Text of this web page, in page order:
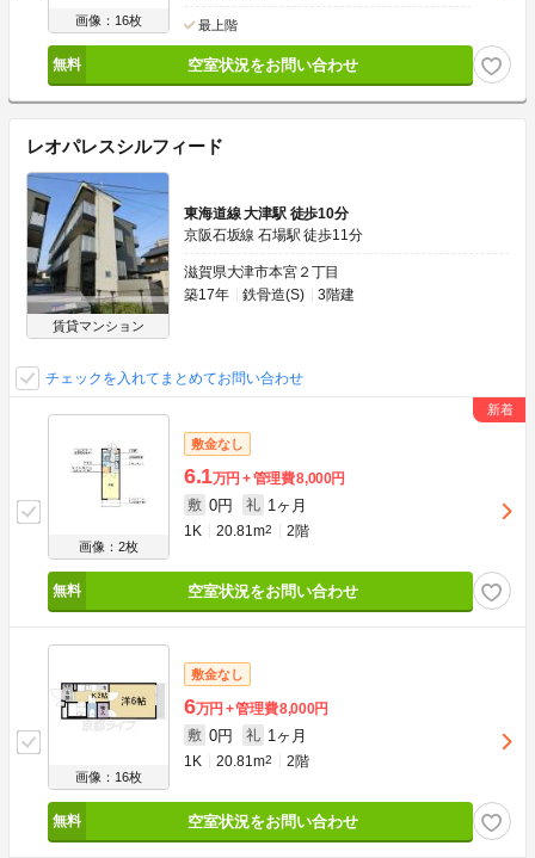
画像：16枚 最上階
空室状況をお問い合わせ
レオパレスシルフィード
賃貸マンション
東海道線 大津駅 徒歩10分
京阪石坂線 石場駅 徒歩11分
滋賀県大津市本宮２丁目
築17年
鉄骨造(S) 3階建
チェックを入れてまとめてお問い合わせ
画像：2枚
敷金なし
6.1万円 管理費8,000円
敷 0円 礼 1ヶ月
1K 20.81m2 2階
空室状況をお問い合わせ
画像：16枚
敷金なし
6万円 管理費8,000円
敷 0円 礼 1ヶ月
1K 20.81m2 2階
空室状況をお問い合わせ